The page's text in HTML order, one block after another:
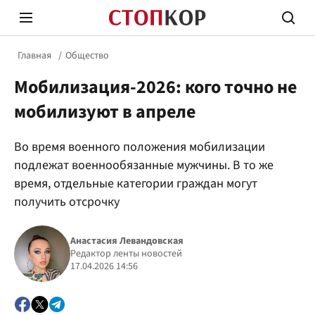
Стоп Политической Коррупции
Главная Общество
Мобилизация-2026: кого точно не
мобилизуют в апреле
Во время военного положения мобилизации
подлежат военнообязанные мужчины. В то же
время, отдельные категории граждан могут
получить отсрочку
Анастасия Левандовская
Редактор ленты новостей
17.04.2026 14:56